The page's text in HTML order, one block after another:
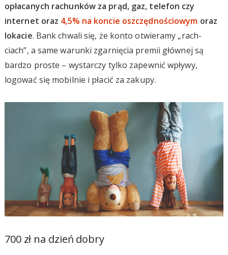
opłacanych rachunków za prąd, gaz, telefon czy
internet oraz 4,5% na koncie oszczędnościowym oraz
lokacie. Bank chwali się, że konto otwieramy „rach-
ciach”, a same warunki zgarnięcia premii głównej są
bardzo proste – wystarczy tylko zapewnić wpływy,
logować się mobilnie i płacić za zakupy.
700 zł na dzień dobry